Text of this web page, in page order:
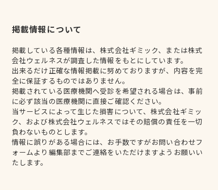
掲載情報について
掲載している各種情報は、株式会社ギミック、または株式
会社ウェルネスが調査した情報をもとにしています。
出来るだけ正確な情報掲載に努めておりますが、内容を完
全に保証するものではありません。
掲載されている医療機関へ受診を希望される場合は、事前
に必ず該当の医療機関に直接ご確認ください。
当サービスによって生じた損害について、株式会社ギミッ
ク、および株式会社ウェルネスではその賠償の責任を一切
負わないものとします。
情報に誤りがある場合には、お手数ですがお問い合わせフ
ォームより編集部までご連絡をいただけますようお願いい
たします。